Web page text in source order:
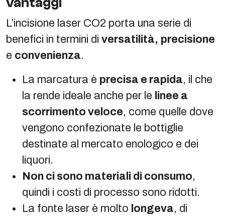
L’incisione laser CO2 porta una serie di
benefici in termini di versatilità, precisione
e convenienza.
La marcatura è precisa e rapida, il che
la rende ideale anche per le linee a
scorrimento veloce, come quelle dove
vengono confezionate le bottiglie
destinate al mercato enologico e dei
liquori.
Non ci sono materiali di consumo,
quindi i costi di processo sono ridotti.
La fonte laser è molto longeva, di